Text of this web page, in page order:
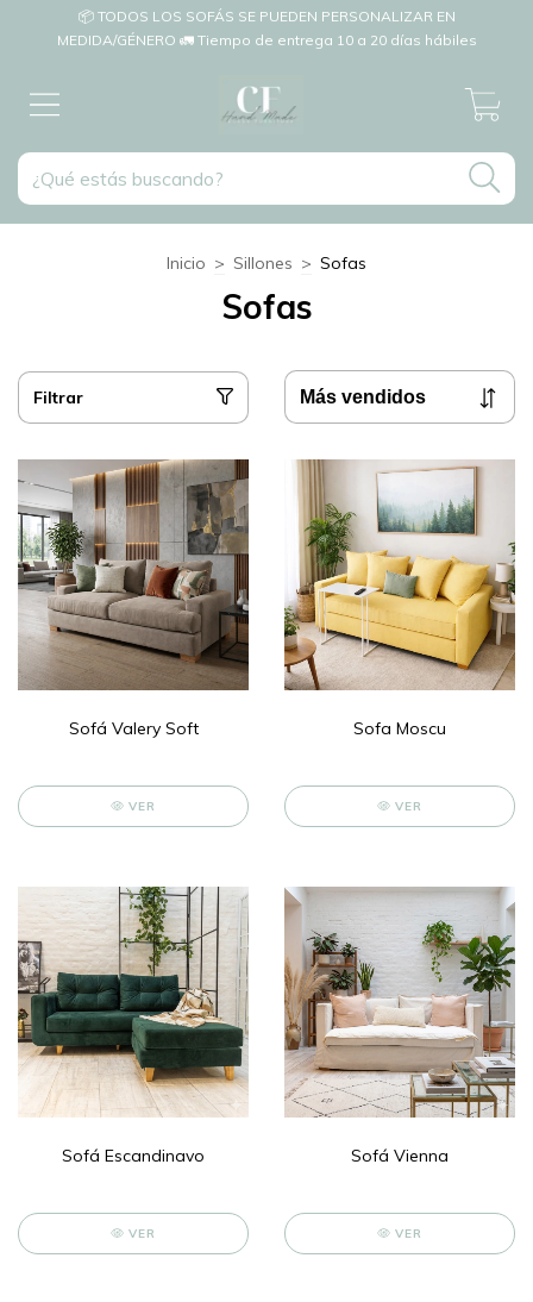
📦 TODOS LOS SOFÁS SE PUEDEN PERSONALIZAR EN
MEDIDA/GÉNERO 🚛 Tiempo de entrega 10 a 20 días hábiles
Inicio > Sillones > Sofas
Sofas
Filtrar
Sofá Valery Soft
VER
Sofa Moscu
VER
Sofá Escandinavo
VER
Sofá Vienna
VER